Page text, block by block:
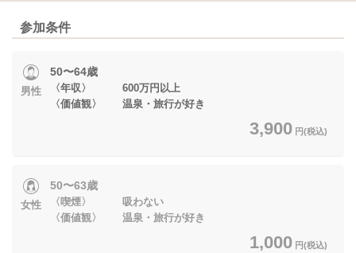
参加条件
男性
50〜64歳
〈年収〉 600万円以上
〈価値観〉 温泉・旅行が好き
3,900 円(税込)
女性
50〜63歳
〈喫煙〉 吸わない
〈価値観〉 温泉・旅行が好き
1,000 円(税込)